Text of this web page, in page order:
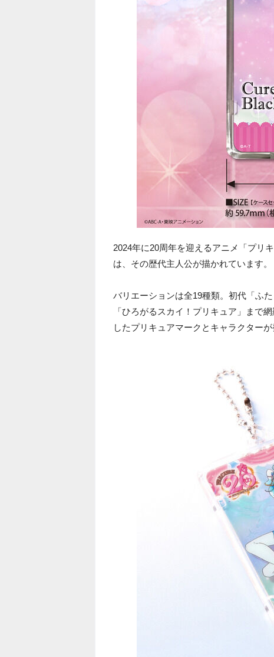
2024年に20周年を迎えるアニメ「プリ
は、その歴代主人公が描かれています。
バリエーションは全19種類。初代「ふ
「ひろがるスカイ！プリキュア」まで
したプリキュアマークとキャラクター